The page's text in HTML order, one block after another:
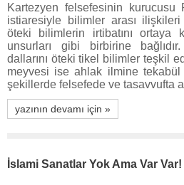
Kartezyen felsefesinin
istiaresiyle bilimler arası
öteki bilimlerin irtibatını ortaya
unsurları gibi birbirine
dallarını öteki tikel bilimler teşkil
meyvesi ise ahlak ilmine tekabül
şekillerde felsefede ve tasavvufta
yazının devamı için »
İslami Sanatlar Yok Ama Var Var!